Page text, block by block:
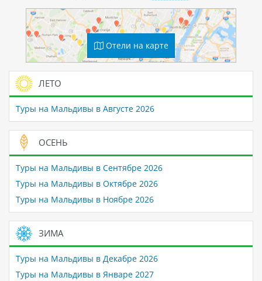
Отели на карте
ЛЕТО
Туры на Мальдивы в Августе 2026
ОСЕНЬ
Туры на Мальдивы в Сентябре 2026
Туры на Мальдивы в Октябре 2026
Туры на Мальдивы в Ноябре 2026
ЗИМА
Туры на Мальдивы в Декабре 2026
Туры на Мальдивы в Январе 2027